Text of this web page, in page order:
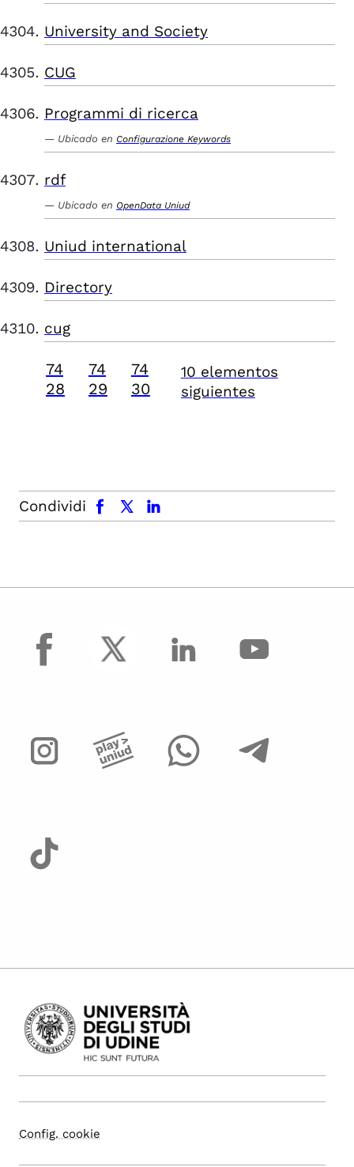
University and Society
CUG
Programmi di ricerca
Ubicado en Configurazione Keywords
rdf
Ubicado en OpenData Uniud
Uniud international
Directory
cug
74
28
74
29
74
30
10 elementos
siguientes
Condividi
facebook x.com linkedin
facebook
Config. cookie